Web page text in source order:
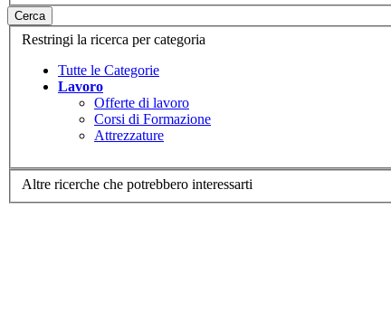
Cerca
Restringi la ricerca per categoria
Tutte le Categorie
Lavoro
Offerte di lavoro
Corsi di Formazione
Attrezzature
Altre ricerche che potrebbero interessarti